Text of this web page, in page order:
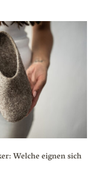
Welche eignen sich